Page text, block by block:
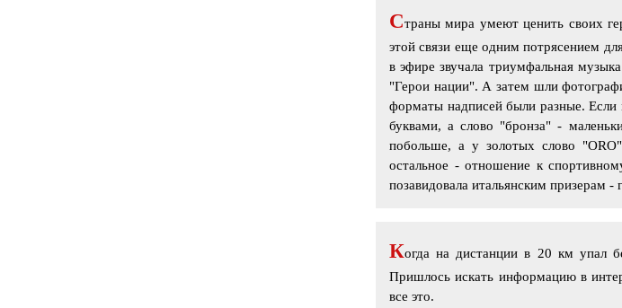
Страны мира умеют ценить своих
этой связи еще одним потрясением
в эфире звучала триумфальная
"Герои нации". А затем шли
форматы надписей были разные. Если
буквами, а слово "бронза" -
побольше, а у золотых слово
остальное - отношение к
позавидовала итальянским призерам -
Когда на дистанции в 20 км упал
Пришлось искать информацию в
все это.